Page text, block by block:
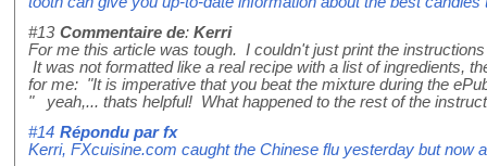
#13 Commentaire de: Kerri
For me this article was tough. I couldn't just print the
It was not formatted like a real recipe with a list of ingredients,
for me: "It is imperative that you beat the mixture during the
" yeah,... thats helpful! What happened to the rest of the
#14 Répondu parfx
Kerri, FXcuisine.com caught the Chinese flu yesterday but now